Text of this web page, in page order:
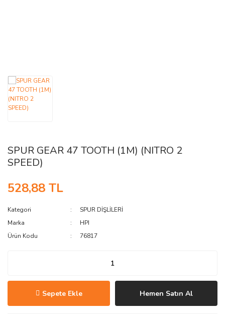
SPUR GEAR 47 TOOTH (1M) (NITRO 2
SPEED)
528,88 TL
Kategori
SPUR DİŞLİLERİ
Marka
HPI
Ürün Kodu
76817
Sepete Ekle Hemen Satın Al
TEKNİK KİTAP ve KATALOGLAR